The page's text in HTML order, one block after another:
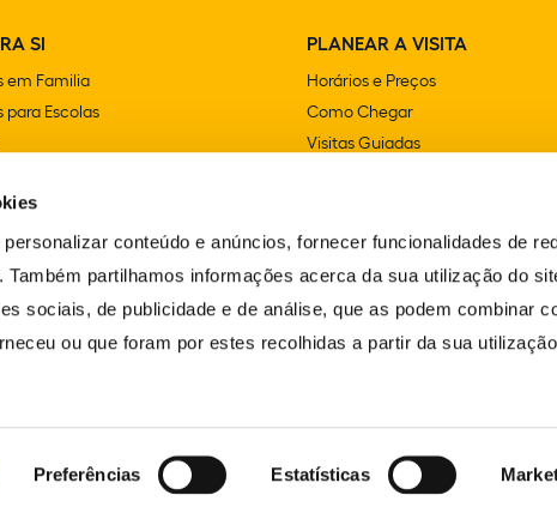
conteúdo e anúncios, fornecer funcionalidades de
Também partilhamos informações acerca da sua utilização do
sociais, de publicidade e de análise, que as podem combinar
ou que foram por estes recolhidas a partir da sua
Preferências Estatísticas
SI
em Familia
para Escolas
PLANEAR A VISITA
Horários e Preços
Como Chegar
Visitas Guiadas
Acessibilidade
LIVRO DE RECLAMAÇÕES